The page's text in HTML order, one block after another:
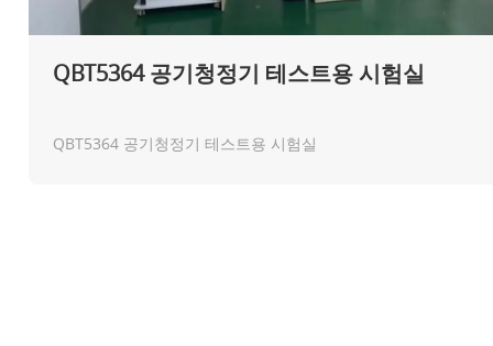
QBT5364 공기청정기 테스트용 시험실
QBT5364 공기청정기 테스트용 시험실